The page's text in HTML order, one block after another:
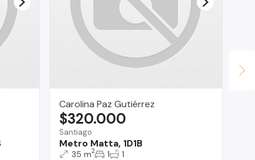
Carolina Paz Gutiérrez
Santiago
Metro Matta, 1D1B
$320.000
35 m2 1 1